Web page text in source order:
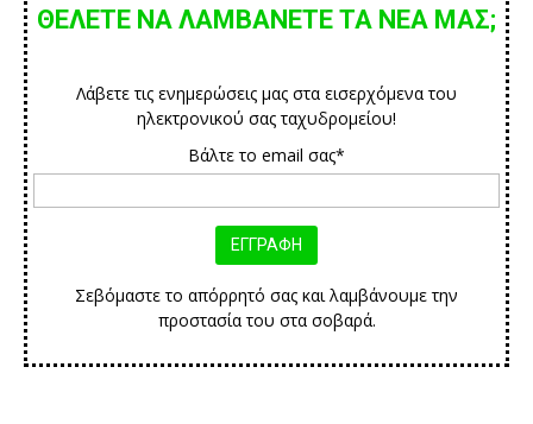
ΘΕΛΕΤΕ ΝΑ ΛΑΜΒΑΝΕΤΕ ΤΑ ΝΕΑ ΜΑΣ;
Λάβετε τις ενημερώσεις μας στα εισερχόμενα του
ηλεκτρονικού σας ταχυδρομείου!
Βάλτε το email σας*
Σεβόμαστε το απόρρητό σας και λαμβάνουμε την
προστασία του στα σοβαρά.